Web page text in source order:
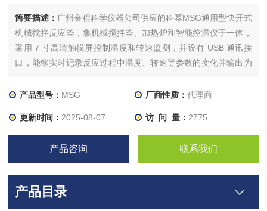
简要描述： 广州金程科学仪器公司供应的科幂MSG通用型快开式
机械搅拌反应釜，集机械搅拌釜、加热炉和智能控温仪于一体，
采用 7 寸高清触摸屏控制温度和转速监测，并设有 USB 通讯接
口，能够实时记录反应过程中温度、转速等参数的变化并输出为
釜产品型号： MSG 厂商性质： 代理商
更新时间： 2025-08-07 访 问 量： 2775
产品咨询 联系我们
产品目录